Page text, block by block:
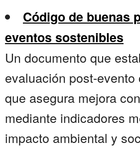
Código de buenas
eventos sostenibles
Un documento que
evaluación post-
que asegura mejora
mediante indicadores
impacto ambiental y